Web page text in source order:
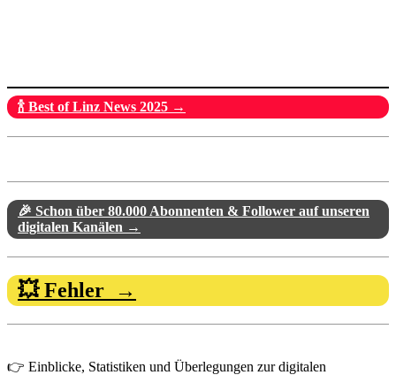
🍾 Best of Linz News 2025 →
🎉 Schon über 80.000 Abonnenten & Follower auf unseren
digitalen Kanälen →
💥 Fehler →
👉 Einblicke, Statistiken und Überlegungen zur digitalen